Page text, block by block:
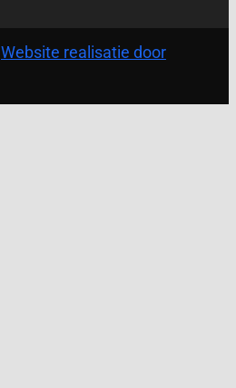
Website realisatie door